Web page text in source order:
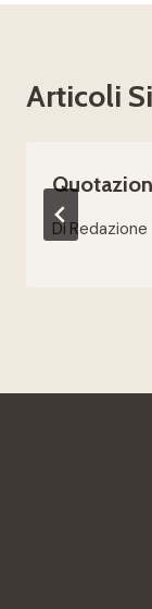
Articoli
Di Redazione